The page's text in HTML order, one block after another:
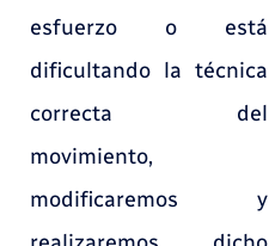
esfuerzo o está
dificultando la técnica
correcta del
movimiento,
modificaremos y